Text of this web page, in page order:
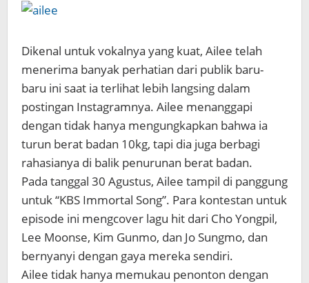
Dikenal untuk vokalnya yang kuat, Ailee telah
menerima banyak perhatian dari publik baru-
baru ini saat ia terlihat lebih langsing dalam
postingan Instagramnya. Ailee menanggapi
dengan tidak hanya mengungkapkan bahwa ia
turun berat badan 10kg, tapi dia juga berbagi
rahasianya di balik penurunan berat badan.
Pada tanggal 30 Agustus, Ailee tampil di panggung
untuk “KBS Immortal Song”. Para kontestan untuk
episode ini mengcover lagu hit dari Cho Yongpil,
Lee Moonse, Kim Gunmo, dan Jo Sungmo, dan
bernyanyi dengan gaya mereka sendiri.
Ailee tidak hanya memukau penonton dengan